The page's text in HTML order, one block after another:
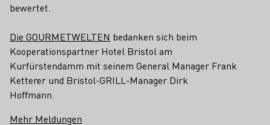
bewertet.
Die GOURMETWELTEN bedanken sich beim
Kooperationspartner Hotel Bristol am
Kurfürstendamm mit seinem General Manager Frank
Ketterer und Bristol-GRILL-Manager Dirk
Hoffmann.
Mehr Meldungen